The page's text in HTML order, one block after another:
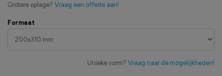
Formaat
Unieke vorm? Vraag naar de mogelijkheden!
Grotere oplage? Vraag een offerte aan!